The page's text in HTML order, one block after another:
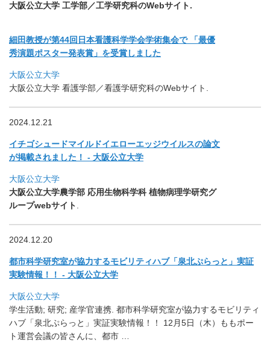
大阪公立大学 工学部／工学研究科のWebサイト.
細田教授が第44回日本看護科学学会学術集会で 「最優
秀演題ポスター発表賞」を受賞しました
大阪公立大学
大阪公立大学 看護学部／看護学研究科のWebサイト.
2024.12.21
イチゴシュードマイルドイエローエッジウイルスの論文
が掲載されました！ - 大阪公立大学
大阪公立大学
大阪公立大学農学部 応用生物科学科 植物病理学研究グ
ループwebサイト
2024.12.20
都市科学研究室が協力するモビリティハブ「泉北ぷらっと」 実証
実験情報！！ - 大阪公立大学
大阪公立大学
学生活動; 研究; 産学官連携. 都市科学研究室が協力するモビリティ
ハブ「泉北ぷらっと」 実証実験情報！！ 12月5日（木）ももポー
ト運営会議の皆さんに、都市 …